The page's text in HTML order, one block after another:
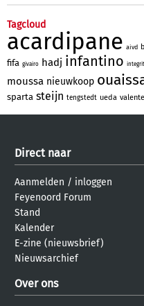
Tagcloud
acardipane aivd
fifa givairo hadj infantino
moussa nieuwkoop
sparta steijn tengstedt ueda valente
Direct naar
Aanmelden / inloggen
Feyenoord Forum
Stand
Kalender
E-zine (nieuwsbrief)
Nieuwsarchief
Over ons